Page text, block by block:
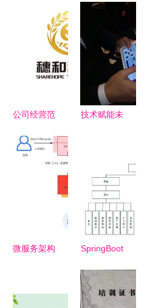
公司经营范
算机系统服
技术赋能未
远程移动物
体
微服务架构
构图解析
SpringBoot
统16gjg 选
择高质量计